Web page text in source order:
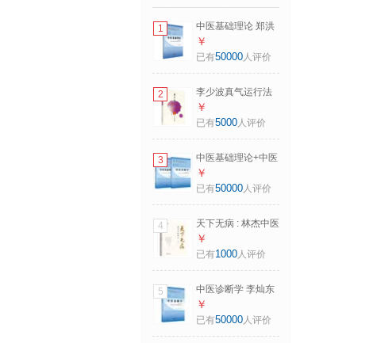
1
中医基础理论 郑洪
新 新世纪第五5版
全国中医药行业高
中医药出版社
￥
已有50000人评价
2
李少波真气运行法
（第3版） 全网热
销中医养生之道 中
￥
已有5000人评价
3
中医基础理论+中医
诊断学【套装2册】
新世纪第五5版 全
材第十一版书籍中
国中医药出版社
￥
已有50000人评价
4
天下无病 : 林杰中医
讲记 中国中医药出
版社求真学堂 徐文
￥
已有1000人评价
5
中医诊断学 李灿东
方朝义 新世纪第五
5版 全国中医药行
￥
已有50000人评价